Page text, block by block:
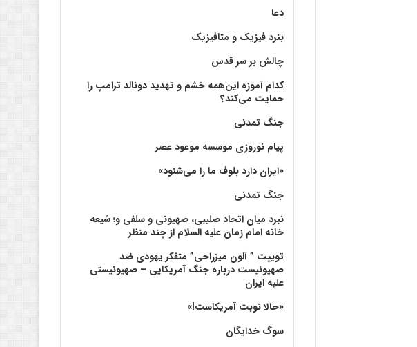
دعا
بنرد فیزیک و متافیزیک
چالش بر سر قدس
کدام آموزه این‌همه خشم و تهدید دونالد ترامپ را
حمایت می‌کند؟
جنگ تمدنی
پیام نوروزی موسسه موعود عصر
«ایران دارد بلوف ما را می‌شنود»
جنگ تمدنی
نبرد میان اتحاد صلیبی، صهیونی و سلفی و؛ شیعه
خانه امام زمان علیه السلام از چند منظر
توییت ” آلون میزراحی” متفکر یهودی ضد
صهیونیست درباره جنگ آمریکایی – صهیونیستی
علیه ایران
«حالا نوبت آمریکاست!»
سوگ خدایگان